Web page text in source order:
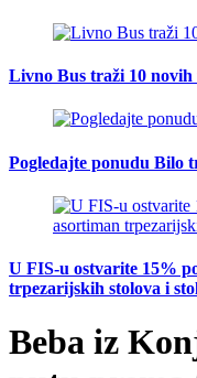
Livno Bus traži 10 novih
Pogledajte ponudu Bilo
U FIS-u ostvarite 15%
trpezarijskih stolova i
Beba iz